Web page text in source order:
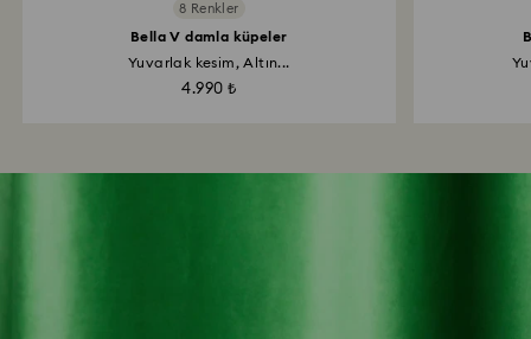
8 Renkler
Bella V damla küpeler
Yuvarlak kesim, Altın...
4.990 ₺